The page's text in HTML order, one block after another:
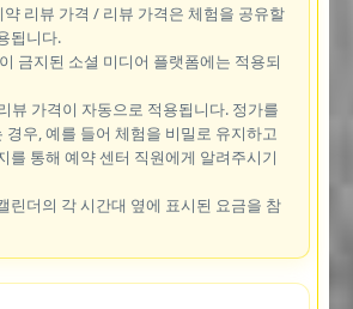
리뷰 가격 / 리뷰 가격은 체험을 공유할
됩니다.
금지된 소셜 미디어 플랫폼에는 적용되
뷰 가격이 자동으로 적용됩니다. 정가를
경우, 예를 들어 체험을 비밀로 유지하고
를 통해 예약 센터 직원에게 알려주시기
린더의 각 시간대 옆에 표시된 요금을 참